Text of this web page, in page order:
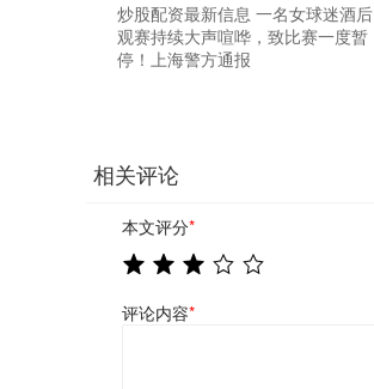
炒股配资最新信息 一名女球迷酒后
观赛持续大声喧哗，致比赛一度暂
停！上海警方通报
相关评论
本文评分*
评论内容*